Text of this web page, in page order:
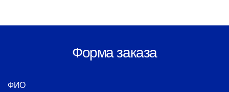
Форма заказа
ФИО